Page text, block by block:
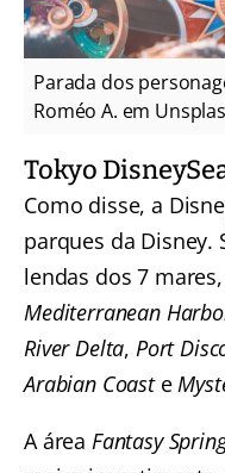
Parada dos
Roméo A. em
Tokyo
Como disse, a
parques da Disney.
lendas dos 7
Mediterranean
River Delta, Port
Arabian Coaste
A área Fantasy